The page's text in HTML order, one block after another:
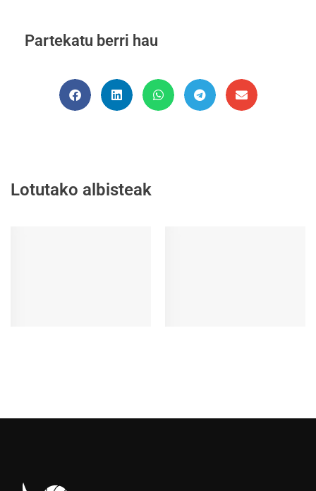
Partekatu berri hau
Lotutako albisteak